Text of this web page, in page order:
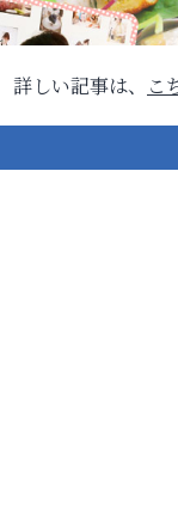
詳しい記事は、 こ